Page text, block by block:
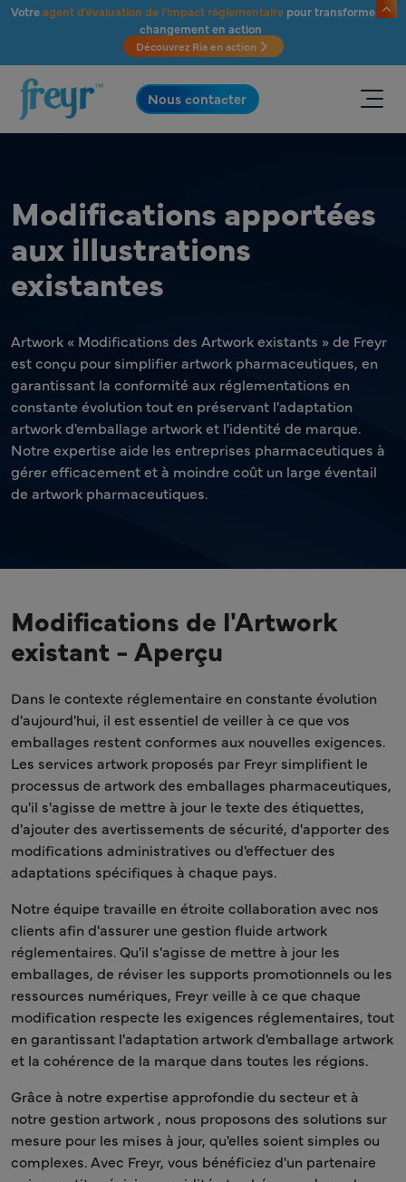
Passer au contenu principal
Votreagent d'évaluation de l'impact réglementairepour transformer le
changement en action
Découvrez Ria en action
.
Nous contacter
Modifications apportées
aux illustrations
existantes
Artwork « Modifications des Artwork existants » de Freyr
est conçu pour simplifier artwork pharmaceutiques, en
garantissant la conformité aux réglementations en
constante évolution tout en préservant l'adaptation
artwork d'emballage artwork et l'identité de marque.
Notre expertise aide les entreprises pharmaceutiques à
gérer efficacement et à moindre coût un large éventail
de artwork pharmaceutiques.
Modifications de l'Artwork
existant - Aperçu
Dans le contexte réglementaire en constante évolution
d'aujourd'hui, il est essentiel de veiller à ce que vos
emballages restent conformes aux nouvelles exigences.
Les services artwork proposés par Freyr simplifient le
processus de artwork des emballages pharmaceutiques,
qu'il s'agisse de mettre à jour le texte des étiquettes,
d'ajouter des avertissements de sécurité, d'apporter des
modifications administratives ou d'effectuer des
adaptations spécifiques à chaque pays.
Notre équipe travaille en étroite collaboration avec nos
clients afin d'assurer une gestion fluide artwork
réglementaires. Qu'il s'agisse de mettre à jour les
emballages, de réviser les supports promotionnels ou les
ressources numériques, Freyr veille à ce que chaque
modification respecte les exigences réglementaires, tout
en garantissant l'adaptation artwork d'emballage artwork
et la cohérence de la marque dans toutes les régions.
Grâce à notre expertise approfondie du secteur et à
notre gestion artwork , nous proposons des solutions sur
mesure pour les mises à jour, qu'elles soient simples ou
complexes. Avec Freyr, vous bénéficiez d'un partenaire